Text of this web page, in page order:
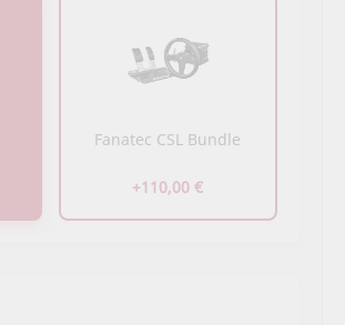
Fanatec CSL Bundle
+110,00 €